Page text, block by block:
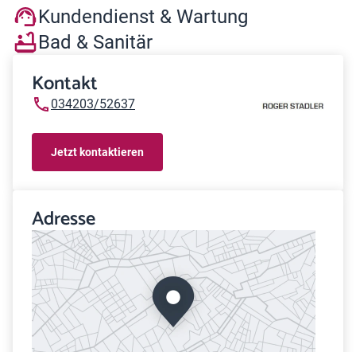
Kundendienst & Wartung
Bad & Sanitär
Kontakt
034203/52637
Jetzt kontaktieren
Adresse